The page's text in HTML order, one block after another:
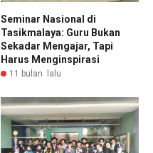
Seminar Nasional di
Tasikmalaya: Guru Bukan
Sekadar Mengajar, Tapi
Harus Menginspirasi
11 bulan lalu